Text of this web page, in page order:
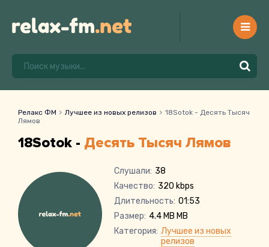
Релакс ФМ Лучшее из новых релизов
18Sotok - Десять Тысяч
Лямов
18Sotok - Десять Тысяч Лямов
Слушали: 38
Качество: 320 kbps
Длительность: 01:53
Размер: 4.4 MB MB
Категория: Лучшее из новых
релизов